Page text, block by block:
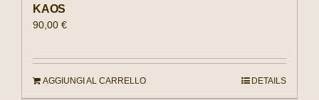
KAOS
90,00 €
AGGIUNGI AL CARRELLO DETAILS